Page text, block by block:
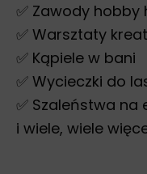
✅ Zawody hobby
✅ Warsztaty
✅ Kąpiele w bani
✅ Wycieczki do
✅ Szaleństwa na
i wiele, wiele